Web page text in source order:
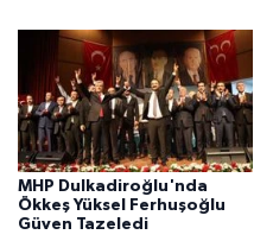
MHP Dulkadiroğlu'nda
Ökkeş Yüksel Ferhuşoğlu
Güven Tazeledi